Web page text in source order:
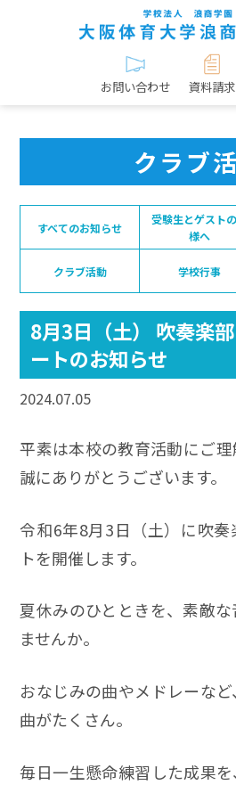
お問い合わせ 資料請求
クラブ
すべてのお知らせ
受験生とゲスト
様へ
クラブ活動 学校行事
8月3日（土） 吹奏楽
ートのお知らせ
2024.07.05
平素は本校の教育活動にご
誠にありがとうございます。
令和6年8月3日（土）に吹
トを開催します。
夏休みのひとときを、素敵
ませんか。
おなじみの曲やメドレーな
曲がたくさん。
毎日一生懸命練習した成果